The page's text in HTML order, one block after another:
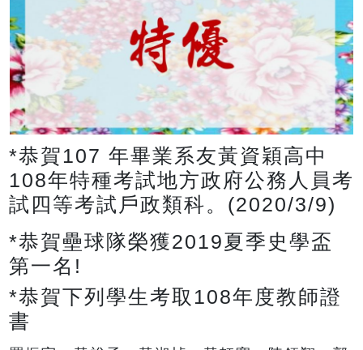
*恭賀107 年畢業系友黃資穎高中
108年特種考試地方政府公務人員考
試四等考試戶政類科。(2020/3/9)
*恭賀壘球隊榮獲2019夏季史學盃
第一名!
*恭賀下列學生考取108年度教師證
書